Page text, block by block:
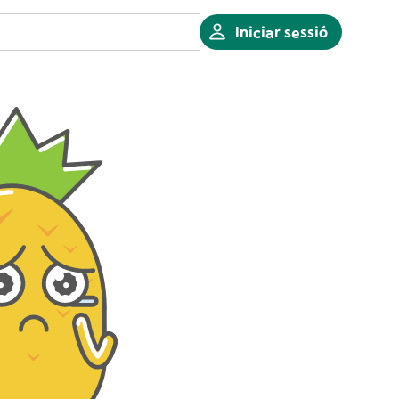
Iniciar sessió